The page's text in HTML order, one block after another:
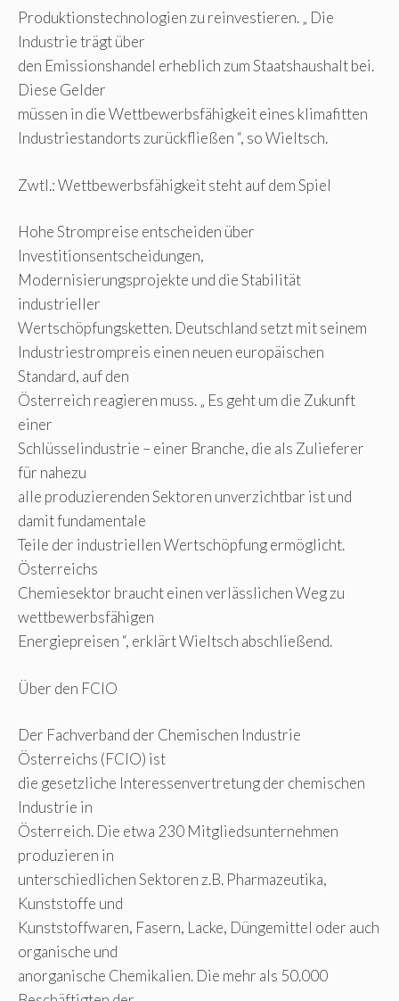
Produktionstechnologien zu reinvestieren. „ Die
Industrie trägt über
den Emissionshandel erheblich zum Staatshaushalt bei.
Diese Gelder
müssen in die Wettbewerbsfähigkeit eines klimafitten
Industriestandorts zurückfließen “, so Wieltsch.
Zwtl.: Wettbewerbsfähigkeit steht auf dem Spiel
Hohe Strompreise entscheiden über
Investitionsentscheidungen,
Modernisierungsprojekte und die Stabilität
industrieller
Wertschöpfungsketten. Deutschland setzt mit seinem
Industriestrompreis einen neuen europäischen
Standard, auf den
Österreich reagieren muss. „ Es geht um die Zukunft
einer
Schlüsselindustrie – einer Branche, die als Zulieferer
für nahezu
alle produzierenden Sektoren unverzichtbar ist und
damit fundamentale
Teile der industriellen Wertschöpfung ermöglicht.
Österreichs
Chemiesektor braucht einen verlässlichen Weg zu
wettbewerbsfähigen
Energiepreisen “, erklärt Wieltsch abschließend.
Über den FCIO
Der Fachverband der Chemischen Industrie
Österreichs (FCIO) ist
die gesetzliche Interessenvertretung der chemischen
Industrie in
Österreich. Die etwa 230 Mitgliedsunternehmen
produzieren in
unterschiedlichen Sektoren z.B. Pharmazeutika,
Kunststoffe und
Kunststoffwaren, Fasern, Lacke, Düngemittel oder auch
organische und
anorganische Chemikalien. Die mehr als 50.000